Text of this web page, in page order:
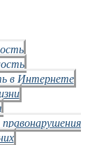
в Интернете